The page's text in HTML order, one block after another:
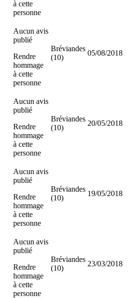
à cette
personne
Aucun avis
publié
Rendre
hommage
à cette
personne
Bréviandes
(10)
05/08/2018
Aucun avis
publié
Rendre
hommage
à cette
personne
Bréviandes
(10)
20/05/2018
Aucun avis
publié
Rendre
hommage
à cette
personne
Bréviandes
(10)
19/05/2018
Aucun avis
publié
Rendre
hommage
à cette
personne
Bréviandes
(10)
23/03/2018